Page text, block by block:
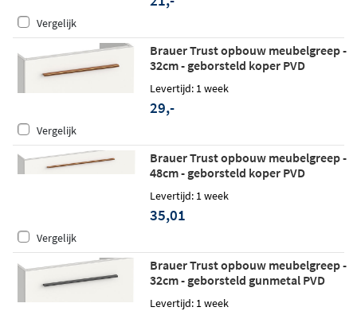
Vergelijk
Brauer Trust opbouw meubelgreep -
32cm - geborsteld koper PVD
Levertijd: 1 week
29,-
Vergelijk
Brauer Trust opbouw meubelgreep -
48cm - geborsteld koper PVD
Levertijd: 1 week
35,01
Vergelijk
Brauer Trust opbouw meubelgreep -
32cm - geborsteld gunmetal PVD
Levertijd: 1 week